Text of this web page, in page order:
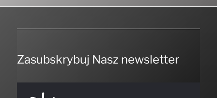
Zasubskrybuj Nasz newsletter